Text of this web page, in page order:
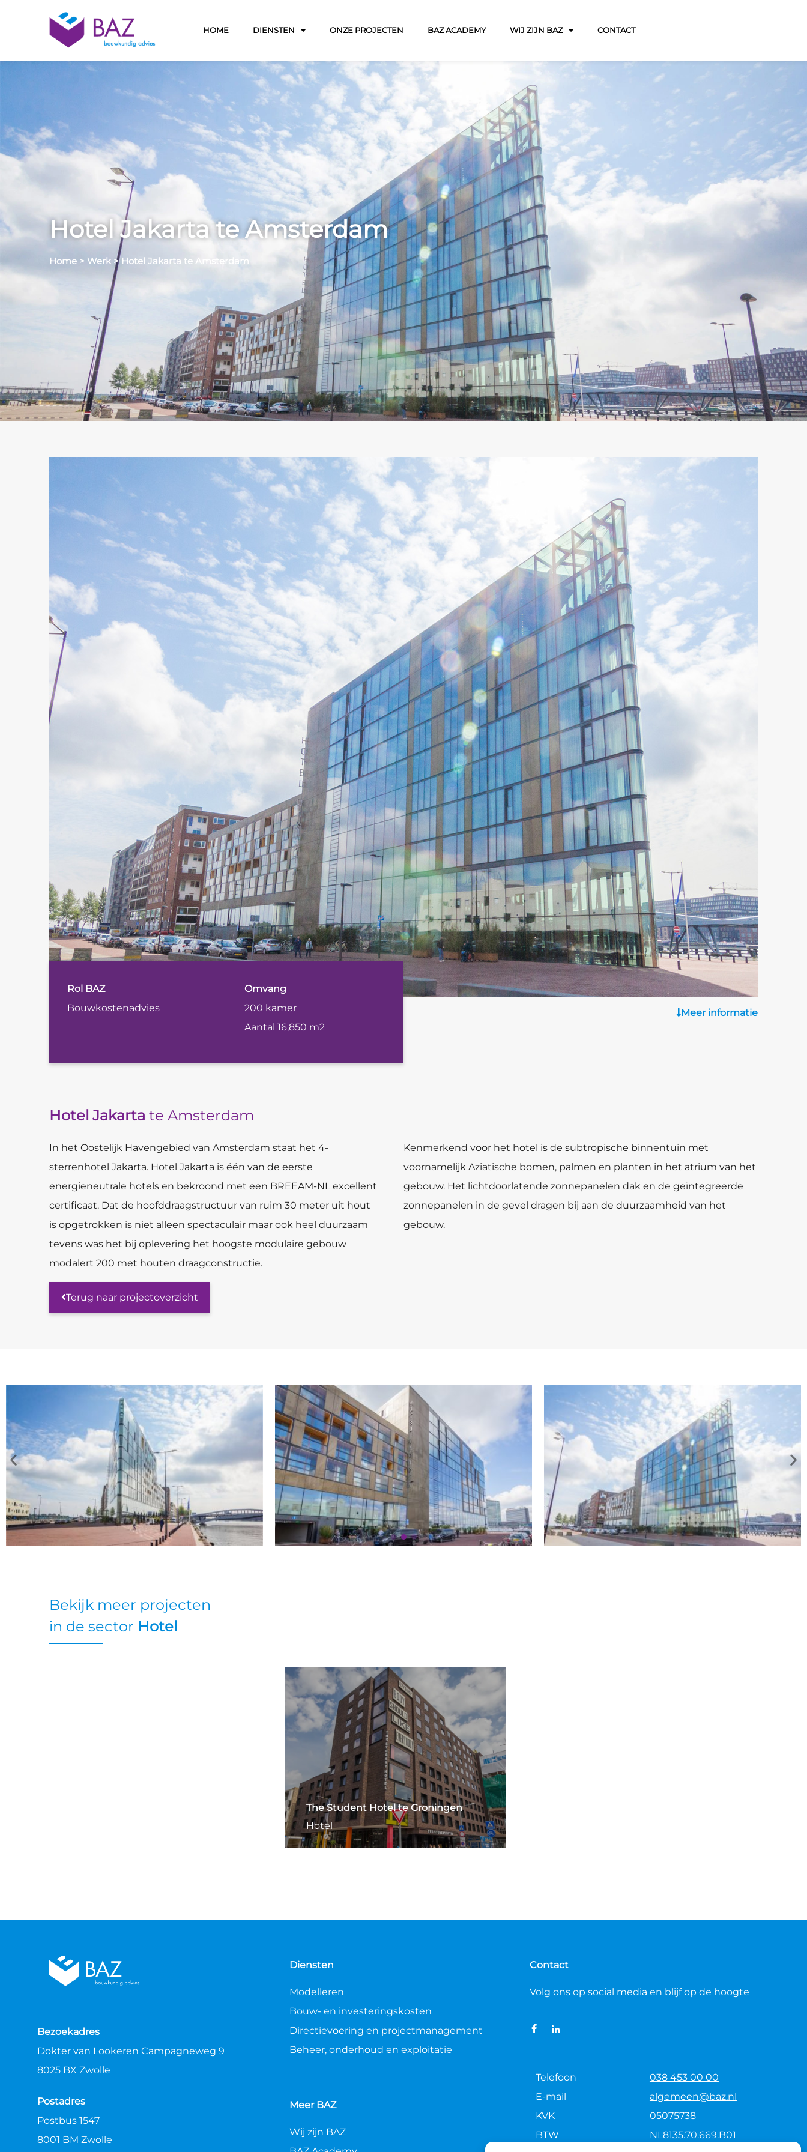
HOME DIENSTEN ONZE PROJECTEN BAZ ACADEMY WIJ ZIJN BAZ CONTACT
Hotel Jakarta te Amsterdam
Home > Werk > Hotel Jakarta te Amsterdam
Rol BAZ
Bouwkostenadvies
Omvang
200 kamer
Aantal 16,850 m2
Meer informatie
Hotel Jakarta te Amsterdam
In het Oostelijk Havengebied van Amsterdam staat het 4-
sterrenhotel Jakarta. Hotel Jakarta is één van de eerste
energieneutrale hotels en bekroond met een BREEAM-NL excellent
certificaat. Dat de hoofddraagstructuur van ruim 30 meter uit hout
is opgetrokken is niet alleen spectaculair maar ook heel duurzaam
tevens was het bij oplevering het hoogste modulaire gebouw
modalert 200 met houten draagconstructie.
Kenmerkend voor het hotel is de subtropische binnentuin met
voornamelijk Aziatische bomen, palmen en planten in het atrium van het
gebouw. Het lichtdoorlatende zonnepanelen dak en de geïntegreerde
zonnepanelen in de gevel dragen bij aan de duurzaamheid van het
gebouw.
Terug naar projectoverzicht
Bekijk meer projecten
in de sector Hotel
The Student Hotel te Groningen
Hotel
Bezoekadres
Dokter van Lookeren Campagneweg 9
8025 BX Zwolle
Postadres
Postbus 1547
8001 BM Zwolle
Diensten
Modelleren
Bouw- en investeringskosten
Directievoering en projectmanagement
Beheer, onderhoud en exploitatie
Meer BAZ
Wij zijn BAZ
Contact
Volg ons op social media en blijf op de hoogte
Telefoon
E-mail
KVK
BTW
038 453 00 00
algemeen@baz.nl
05075738
NL8135.70.669.B01